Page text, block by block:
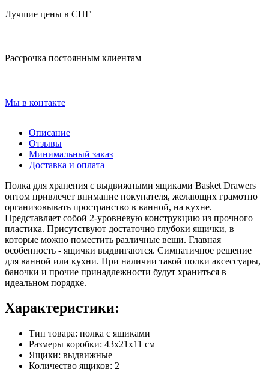
Лучшие цены в СНГ
Рассрочка постоянным клиентам
Мы в контакте
Описание
Отзывы
Минимальный заказ
Доставка и оплата
Полка для хранения с выдвижными ящиками Basket Drawers
оптом привлечет внимание покупателя, желающих грамотно
организовывать пространство в ванной, на кухне.
Представляет собой 2-уровневую конструкцию из прочного
пластика. Присутствуют достаточно глубоки ящички, в
которые можно поместить различные вещи. Главная
особенность - ящички выдвигаются. Симпатичное решение
для ванной или кухни. При наличии такой полки аксессуары,
баночки и прочие принадлежности будут храниться в
идеальном порядке.
Характеристики:
Тип товара: полка с ящиками
Размеры коробки: 43х21х11 см
Ящики: выдвижные
Количество ящиков: 2